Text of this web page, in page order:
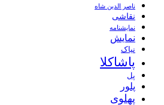
ناصر الدین شاه
نقاشی
نمايشنامه
نمایش
نیاک
پاشاکلا
پل
پلور
پهلوی